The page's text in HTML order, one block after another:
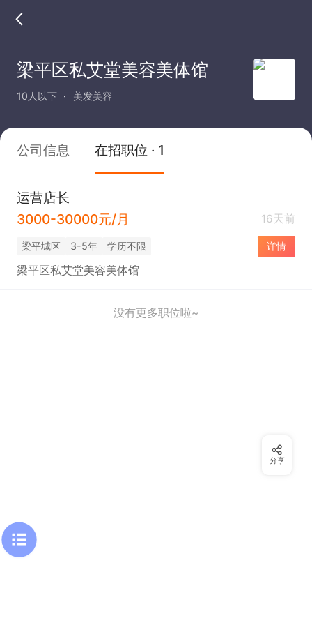
梁平区私艾堂美容美体馆
10人以下 美发美容
公司信息 在招职位 · 1
运营店长
3000-30000元/月
16天前
梁平城区 3-5年 学历不限 详情
梁平区私艾堂美容美体馆
没有更多职位啦~
分享